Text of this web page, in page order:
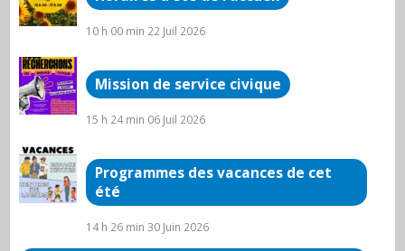
10 h 00 min 22 Juil 2026
Mission de service civique
15 h 24 min 06 Juil 2026
Programmes des vacances de cet
été
14 h 26 min 30 Juin 2026